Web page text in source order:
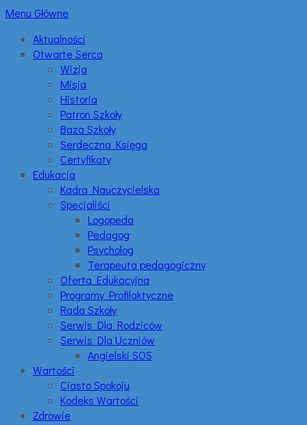
Menu Główne
Aktualności
Otwarte Serca
Wizja
Misja
Historia
Patron Szkoły
Baza Szkoły
Serdeczna Księga
Certyfikaty
Edukacja
Kadra Nauczycielska
Specjaliści
Logopeda
Pedagog
Psycholog
Terapeuta pedagogiczny
Oferta Edukacyjna
Programy Profilaktyczne
Rada Szkoły
Serwis Dla Rodziców
Serwis Dla Uczniów
Angielski SOS
Wartości
Ciasto Spokoju
Kodeks Wartości
Zdrowie